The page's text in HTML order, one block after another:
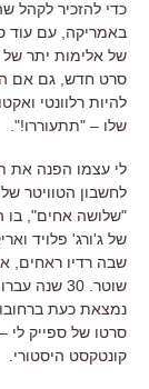
כדי להזכיר לקהל
באמריקה עם עוד
של אלימות יתר של
סרט חדש, גם אם
להיות רלוונטי
שלו – "תתעוררו!".
לי עצמו הפנה את
לחשבון הטוויטר
"שלושה אחים", בו
של ג'ורג' פלויד
שבה רדיו ראחים
שוטר
שנה
נמצאת כעת
סרטו של ספייק לי –
קונטקסט היסטורי